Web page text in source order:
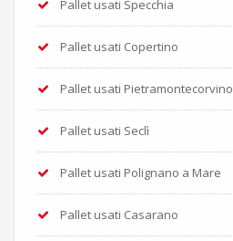
Pallet usati Specchia
Pallet usati Copertino
Pallet usati Pietramontecorvino
Pallet usati Seclì
Pallet usati Polignano a Mare
Pallet usati Casarano